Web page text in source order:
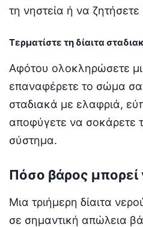
τη νηστεία ή να
Τερματίστε τη δίαιτα
Αφότου ολοκληρώσετε
επαναφέρετε το σώμα
σταδιακά με ελαφριά,
αποφύγετε να σοκάρετε
σύστημα.
Πόσο βάρος μπορεί
Μια τριήμερη δίαιτα
σε σημαντική απώλεια